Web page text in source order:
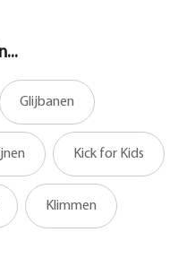
Glijbanen
Kick for Kids
Klimmen